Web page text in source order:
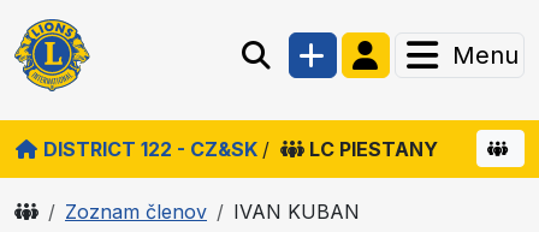
Menu
DISTRICT 122 - CZ&SK / LC PIESTANY
Zoznam členov IVAN KUBAN